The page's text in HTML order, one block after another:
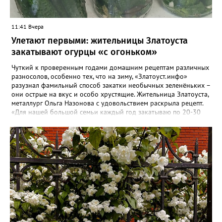
11:41 Вчера
Улетают первыми: жительницы Златоуста
закатывают огурцы «с огоньком»
Чуткий к проверенным годами домашним рецептам различных
разносолов, особенно тех, что на зиму, «Златоуст.инфо»
разузнал фамильный способ закатки необычных зеленёньких –
они острые на вкус и особо хрустящие. Жительница Златоуста,
металлург Ольга Назонова с удовольствием раскрыла рецепт.
«Для нашей большой семьи каждый год закатываю по 20-30
улетают со стола первыми, а гости неизменно просят рецепт, -
отметила Ольга. – Несмотря на это неласковое лето, парники
уже полны огурцов. Запаситесь любым недорогим острым
кетчупом и попробуйте наш семейный рецепт. Дети называют
его «Бомбяо». Первое, советует Ольга, - замачиваем огурцы в
воде на 2-3 часа. Тщательно моем и обрезаем «попки». На дно
литровой банки кладём листья хрена, укроп, чеснок, лавровый
лист, перец горошком. Для маринада понадобится 1,25 литра
воды, 2 столовых ложки соли, стакан сахара, 0,5 стакана уксуса
(9-процентного), пачка острого кетчупа типа «Чили». Всё
соединяем, даём прокипеть 5 минут и столько же – остыть.